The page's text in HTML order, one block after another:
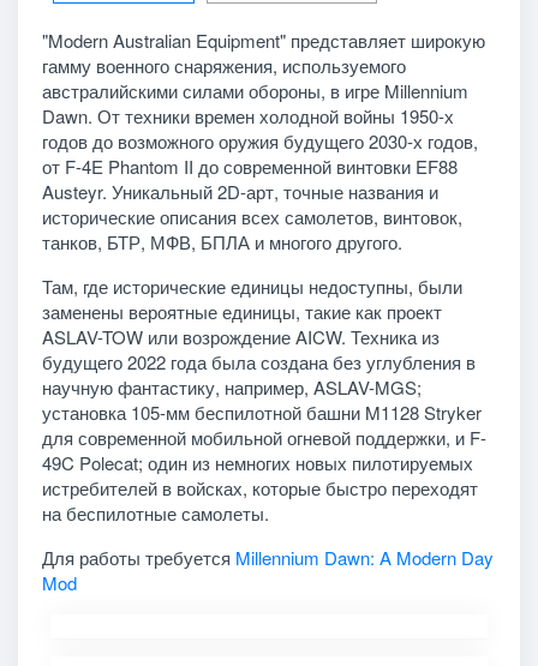
"Modern Australian Equipment" представляет широкую
гамму военного снаряжения, используемого
австралийскими силами обороны, в игре Millennium
Dawn. От техники времен холодной войны 1950-х
годов до возможного оружия будущего 2030-х годов,
от F-4E Phantom II до современной винтовки EF88
Austeyr. Уникальный 2D-арт, точные названия и
исторические описания всех самолетов, винтовок,
танков, БТР, МФВ, БПЛА и многого другого.
Там, где исторические единицы недоступны, были
заменены вероятные единицы, такие как проект
ASLAV-TOW или возрождение AICW. Техника из
будущего 2022 года была создана без углубления в
научную фантастику, например, ASLAV-MGS;
установка 105-мм беспилотной башни M1128 Stryker
для современной мобильной огневой поддержки, и F-
49C Polecat; один из немногих новых пилотируемых
истребителей в войсках, которые быстро переходят
на беспилотные самолеты.
Для работы требуется Millennium Dawn: A Modern Day
Mod